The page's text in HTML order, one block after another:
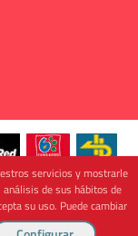
servicios y mostrarle
de sus hábitos de
su uso. Puede cambiar